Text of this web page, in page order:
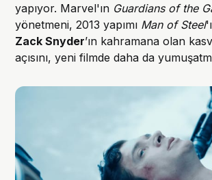
yapıyor. Marvel'ın Guardians of the
yönetmeni, 2013 yapımı Man of Steel
Zack Snyder’ın kahramana olan
açısını, yeni filmde daha da